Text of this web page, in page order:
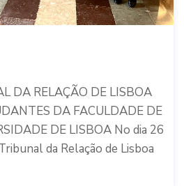
DA RELAÇÃO DE LISBOA
DA FACULDADE DE
DE LISBOA No dia 26
da Relação de Lisboa